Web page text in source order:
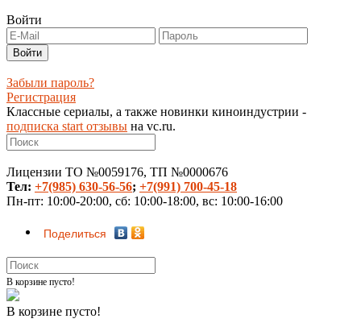
Войти
Забыли пароль?
Регистрация
Классные сериалы, а также новинки киноиндустрии -
подписка start отзывы на vc.ru.
Лицензии ТО №0059176, ТП №0000676
Тел: +7(985) 630-56-56; +7(991) 700-45-18
Пн-пт: 10:00-20:00, сб: 10:00-18:00, вс: 10:00-16:00
Поделиться
В корзине пусто!
В корзине пусто!